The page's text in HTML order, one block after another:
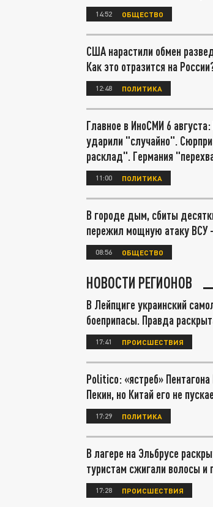
14:52 ОБЩЕСТВО
США нарастили обмен
Как это отразится на
12:48 ПОЛИТИКА
Главное в ИноСМИ 6
ударили "случайно".
расклад". Германия
11:00 ПОЛИТИКА
В городе дым, сбиты
пережил мощную атаку ВСУ
08:56 ОБЩЕСТВО
НОВОСТИ РЕГИОНОВ
В Лейпциге украинский
боеприпасы. Правда
17:41 ПРОИСШЕСТВИЯ
Politico: «ястреб» Пентагона
Пекин, но Китай его не
17:29 ПОЛИТИКА
В лагере на Эльбрусе
туристам сжигали волосы и
17:28 ПРОИСШЕСТВИЯ